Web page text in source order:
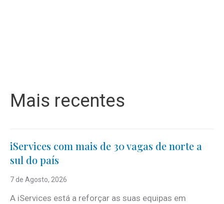
Mais recentes
iServices com mais de 30 vagas de norte a
sul do país
7 de Agosto, 2026
A iServices está a reforçar as suas equipas em